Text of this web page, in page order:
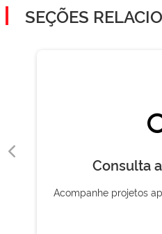
SEÇÕES
Consulta
Acompanhe projetos